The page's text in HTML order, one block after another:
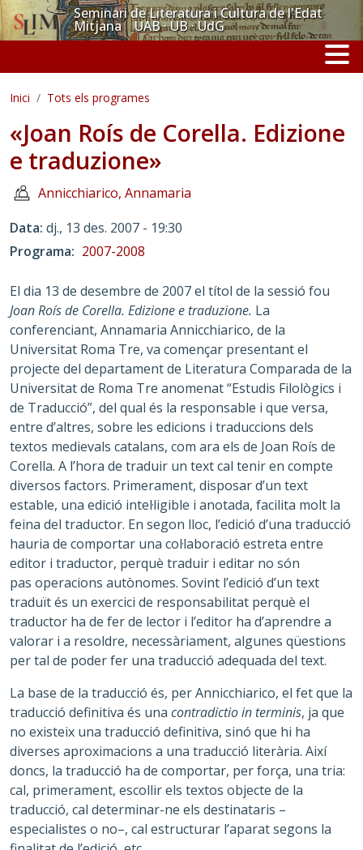
Vés al contingutSeminari de Literatura i Cultura de l'Edat
Mitjana UAB · UB · UdG
Inici Tots els programes
«Joan Roís de Corella. Edizione
e traduzione»
Annicchiarico, Annamaria
Data dj., 13 des. 2007 - 19:30
Programa
2007-2008
El dia 13 de desembre de 2007 el títol de la sessió fou
Joan Roís de Corella. Edizione e traduzione. La
conferenciant, Annamaria Annicchiarico, de la
Universitat Roma Tre, va començar presentant el
projecte del departament de Literatura Comparada de la
Universitat de Roma Tre anomenat “Estudis Filològics i
de Traducció”, del qual és la responsable i que versa,
entre d’altres, sobre les edicions i traduccions dels
textos medievals catalans, com ara els de Joan Roís de
Corella. A l’hora de traduir un text cal tenir en compte
diversos factors. Primerament, disposar d’un text
estable, una edició intel·ligible i anotada, facilita molt la
feina del traductor. En segon lloc, l’edició d’una traducció
hauria de comportar una col·laboració estreta entre
editor i traductor, perquè traduir i editar no són
pas operacions autònomes. Sovint l’edició d’un text
traduït és un exercici de responsabilitat perquè el
traductor ha de fer de lector i l’editor ha d’aprendre a
valorar i a resoldre, necessàriament, algunes qüestions
per tal de poder fer una traducció adequada del text.
La base de la traducció és, per Annicchiarico, el fet que la
traducció definitiva és una contradictio in terminis, ja que
no existeix una traducció definitiva, sinó que hi ha
diverses aproximacions a una traducció literària. Així
doncs, la traducció ha de comportar, per força, una tria:
cal, primerament, escollir els textos objecte de la
traducció, cal determinar-ne els destinataris –
especialistes o no–, cal estructurar l’aparat segons la